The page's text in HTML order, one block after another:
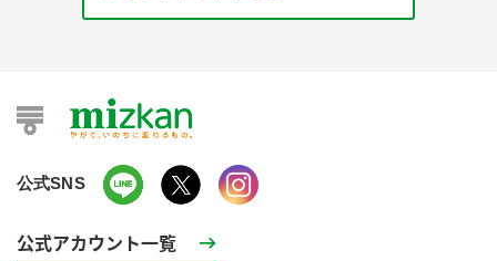
公式SNS
公式アカウント一覧